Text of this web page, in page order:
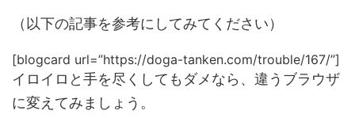
（以下の記事を参考にしてみてください）
[blogcard url=”https://doga-tanken.com/trouble/167/”]
イロイロと手を尽くしてもダメなら、違うブラウザ
に変えてみましょう。